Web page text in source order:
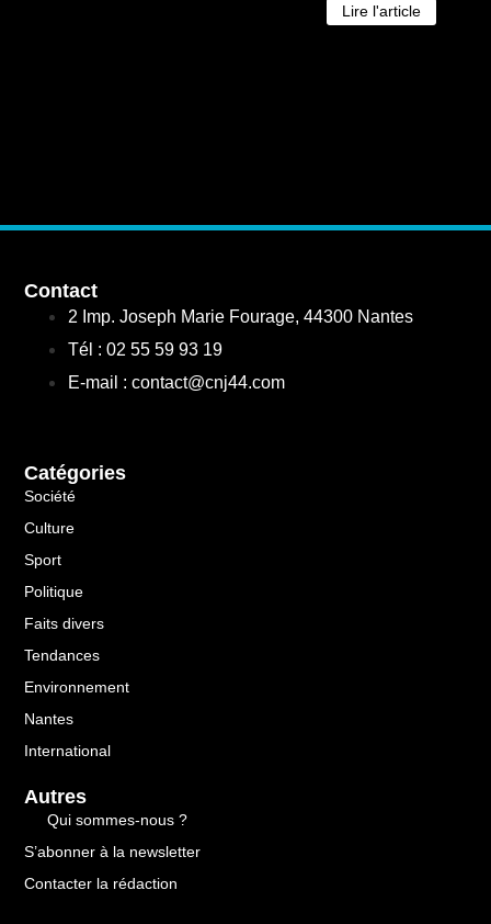
Lire l'article
Contact
2 Imp. Joseph Marie Fourage, 44300 Nantes
Tél : 02 55 59 93 19
E-mail : contact@cnj44.com
Catégories
Société
Culture
Sport
Politique
Faits divers
Tendances
Environnement
Nantes
International
Autres
Qui sommes-nous ?
S’abonner à la newsletter
Contacter la rédaction